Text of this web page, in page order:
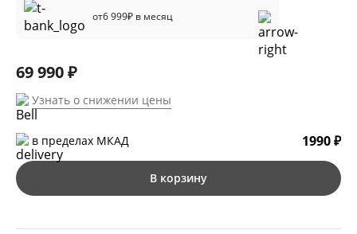
от6 999₽ в месяц
69 990 ₽
Узнать о снижении цены
в пределах МКАД 1990 ₽
В корзину